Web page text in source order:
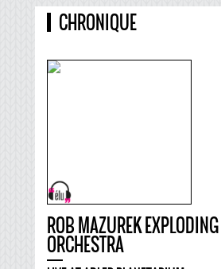
CHRONIQUE
ROB MAZUREK
ORCHESTRA